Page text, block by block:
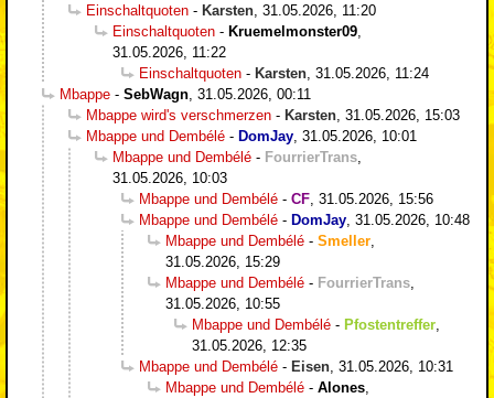
Einschaltquoten - Karsten 31.05.2026, 11:20
Einschaltquoten - Kruemelmonster09
31.05.2026, 11:22
Einschaltquoten - Karsten 31.05.2026, 11:24
Mbappe - SebWagn 31.05.2026, 00:11
Mbappe wird's verschmerzen - Karsten 31.05.2026, 15:03
Mbappe und Dembélé - DomJay 31.05.2026, 10:01
Mbappe und Dembélé - FourrierTrans
31.05.2026, 10:03
Mbappe und Dembélé - CF 31.05.2026, 15:56
Mbappe und Dembélé - DomJay 31.05.2026, 10:48
Mbappe und Dembélé - Smeller
31.05.2026, 15:29
Mbappe und Dembélé - FourrierTrans
31.05.2026, 10:55
Mbappe und Dembélé - Pfostentreffer
31.05.2026, 12:35
Mbappe und Dembélé - Eisen 31.05.2026, 10:31
Mbappe und Dembélé - Alones